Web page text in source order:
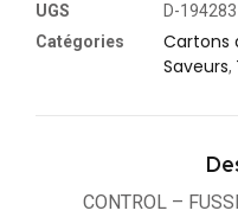
UGS
D-194283
Catégories
Cartons
Saveurs,
CONTROL –